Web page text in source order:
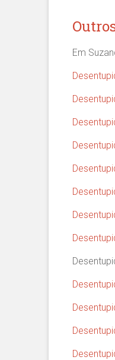
Em